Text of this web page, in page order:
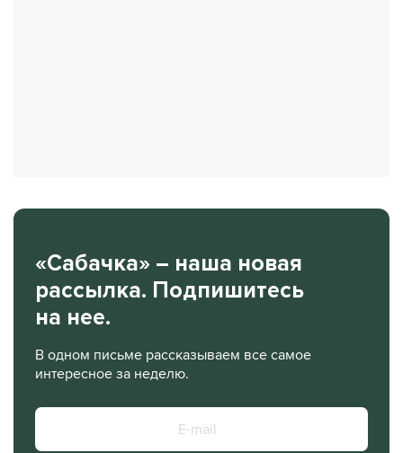
«Сабачка» – наша новая
рассылка. Подпишитесь
на нее.
В одном письме рассказываем все самое
интересное за неделю.